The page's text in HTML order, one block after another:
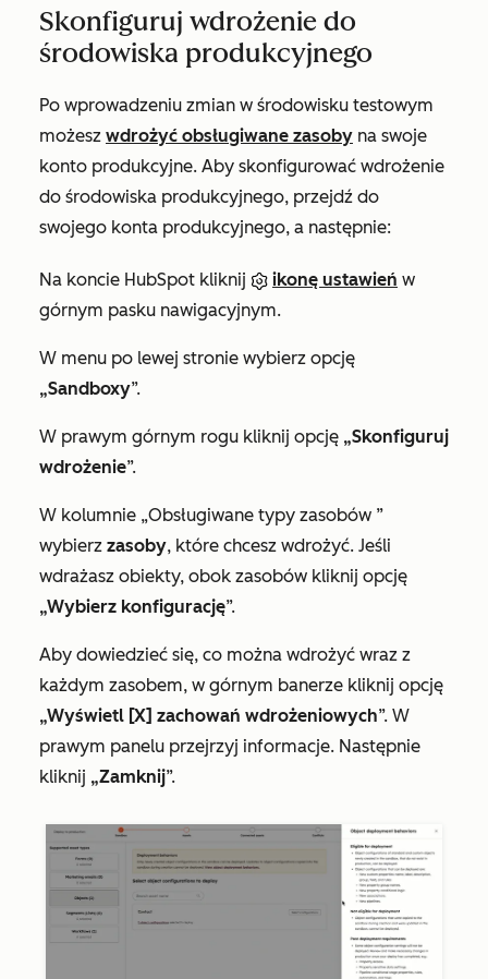
Skonfiguruj wdrożenie do
środowiska produkcyjnego
Po wprowadzeniu zmian w środowisku testowym
możesz wdrożyć obsługiwane zasoby na swoje
konto produkcyjne. Aby skonfigurować wdrożenie
do środowiska produkcyjnego, przejdź do
swojego konta produkcyjnego, a następnie:
Na koncie HubSpot kliknij ikonę ustawień w
górnym pasku nawigacyjnym.
W menu po lewej stronie wybierz opcję
„Sandboxy”.
W prawym górnym rogu kliknij opcję „Skonfiguruj
wdrożenie”.
W kolumnie „Obsługiwane typy zasobów ”
wybierz zasoby, które chcesz wdrożyć. Jeśli
wdrażasz obiekty, obok zasobów kliknij opcję
„Wybierz konfigurację”.
Aby dowiedzieć się, co można wdrożyć wraz z
każdym zasobem, w górnym banerze kliknij opcję
„Wyświetl [X] zachowań wdrożeniowych”. W
prawym panelu przejrzyj informacje. Następnie
kliknij „Zamknij”.